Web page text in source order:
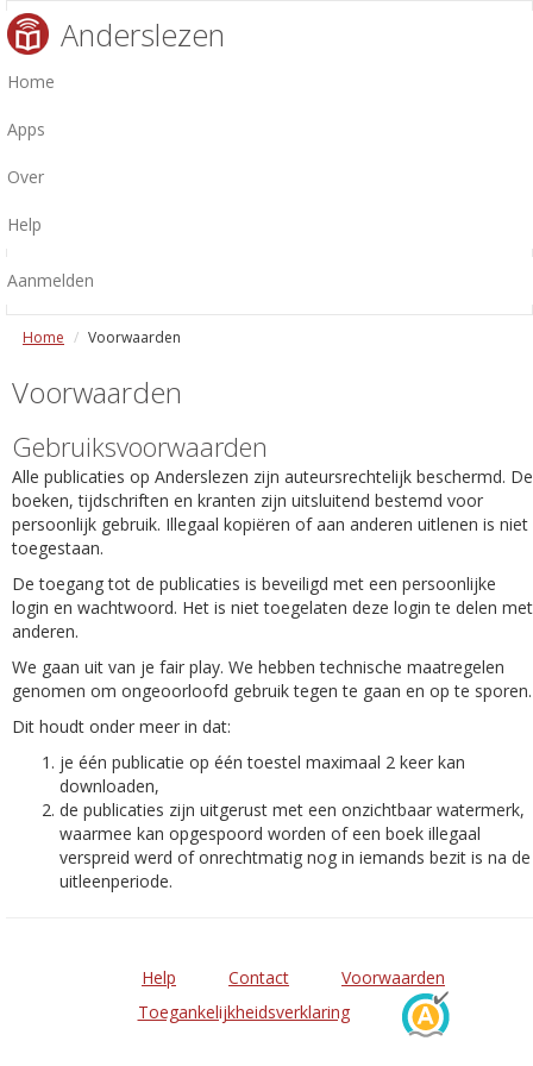
Anderslezen
Home
Apps
Over
Help
Aanmelden
Home Voorwaarden
Voorwaarden
Gebruiksvoorwaarden
Alle publicaties op Anderslezen zijn auteursrechtelijk beschermd. De
boeken, tijdschriften en kranten zijn uitsluitend bestemd voor
persoonlijk gebruik. Illegaal kopiëren of aan anderen uitlenen is niet
toegestaan.
De toegang tot de publicaties is beveiligd met een persoonlijke
login en wachtwoord. Het is niet toegelaten deze login te delen met
anderen.
We gaan uit van je fair play. We hebben technische maatregelen
genomen om ongeoorloofd gebruik tegen te gaan en op te sporen.
Dit houdt onder meer in dat:
je één publicatie op één toestel maximaal 2 keer kan
downloaden,
de publicaties zijn uitgerust met een onzichtbaar watermerk,
waarmee kan opgespoord worden of een boek illegaal
verspreid werd of onrechtmatig nog in iemands bezit is na de
uitleenperiode.
Help Contact
Voorwaarden
Toegankelijkheidsverklaring